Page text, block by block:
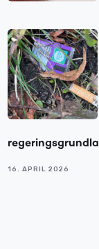
16. APRIL 2026